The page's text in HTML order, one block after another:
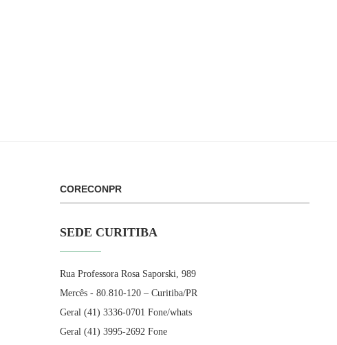
CORECONPR
SEDE CURITIBA
Rua Professora Rosa Saporski, 989
Mercês - 80.810-120 – Curitiba/PR
Geral (41) 3336-0701 Fone/whats
Geral (41) 3995-2692 Fone